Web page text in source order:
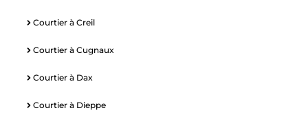
Courtier à Creil
Courtier à Cugnaux
Courtier à Dax
Courtier à Dieppe